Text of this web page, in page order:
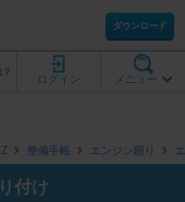
ダウンロード
メニュー
ログイン
整備手帳 エンジン廻り
付け